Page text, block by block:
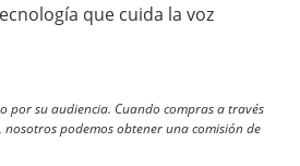
que cuida la voz
por su audiencia. Cuando compras a través
nosotros podemos obtener una comisión de